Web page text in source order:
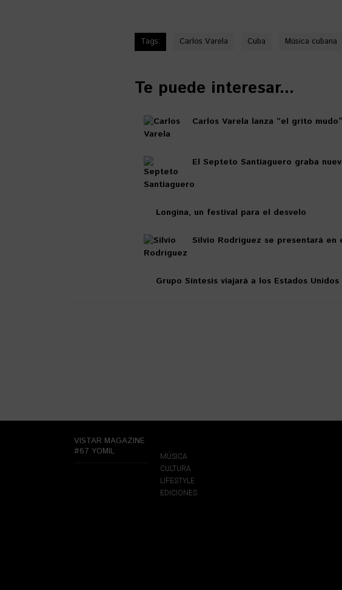
Tags: Carlos Varela Cuba Música cubana
Te puede interesar...
Carlos Varela lanza “el grito
El Septeto Santiaguero graba
Longina, un festival para el desvelo
Silvio Rodríguez se presentará en
Grupo Síntesis viajará a los Estados
VISTAR MAGAZINE
#67 YOMIL
MÚSICA
CULTURA
LIFESTYLE
EDICIONES